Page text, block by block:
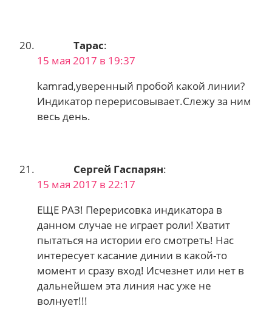
Тарас:
15 мая 2017 в 19:37
kamrad,уверенный пробой какой линии?
Индикатор перерисовывает.Слежу за ним
весь день.
Сергей Гаспарян:
15 мая 2017 в 22:17
ЕЩЕ РАЗ! Перерисовка индикатора в
данном случае не играет роли! Хватит
пытаться на истории его смотреть! Нас
интересует касание динии в какой-то
момент и сразу вход! Исчезнет или нет в
дальнейшем эта линия нас уже не
волнует!!!